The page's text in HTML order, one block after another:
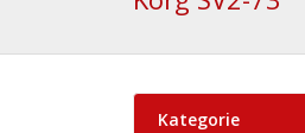
Kategorie